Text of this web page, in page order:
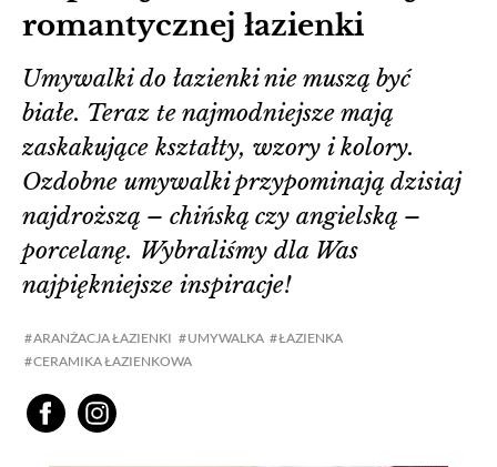
romantycznej łazienki
ARANŻACJA ŁAZIENKI UMYWALKA
ŁAZIENKA
CERAMIKA ŁAZIENKOWA
Umywalki do łazienki nie muszą być
białe. Teraz te najmodniejsze mają
zaskakujące kształty, wzory i kolory.
Ozdobne umywalki przypominają dzisiaj
najdroższą – chińską czy angielską –
porcelanę. Wybraliśmy dla Was
najpiękniejsze inspiracje!